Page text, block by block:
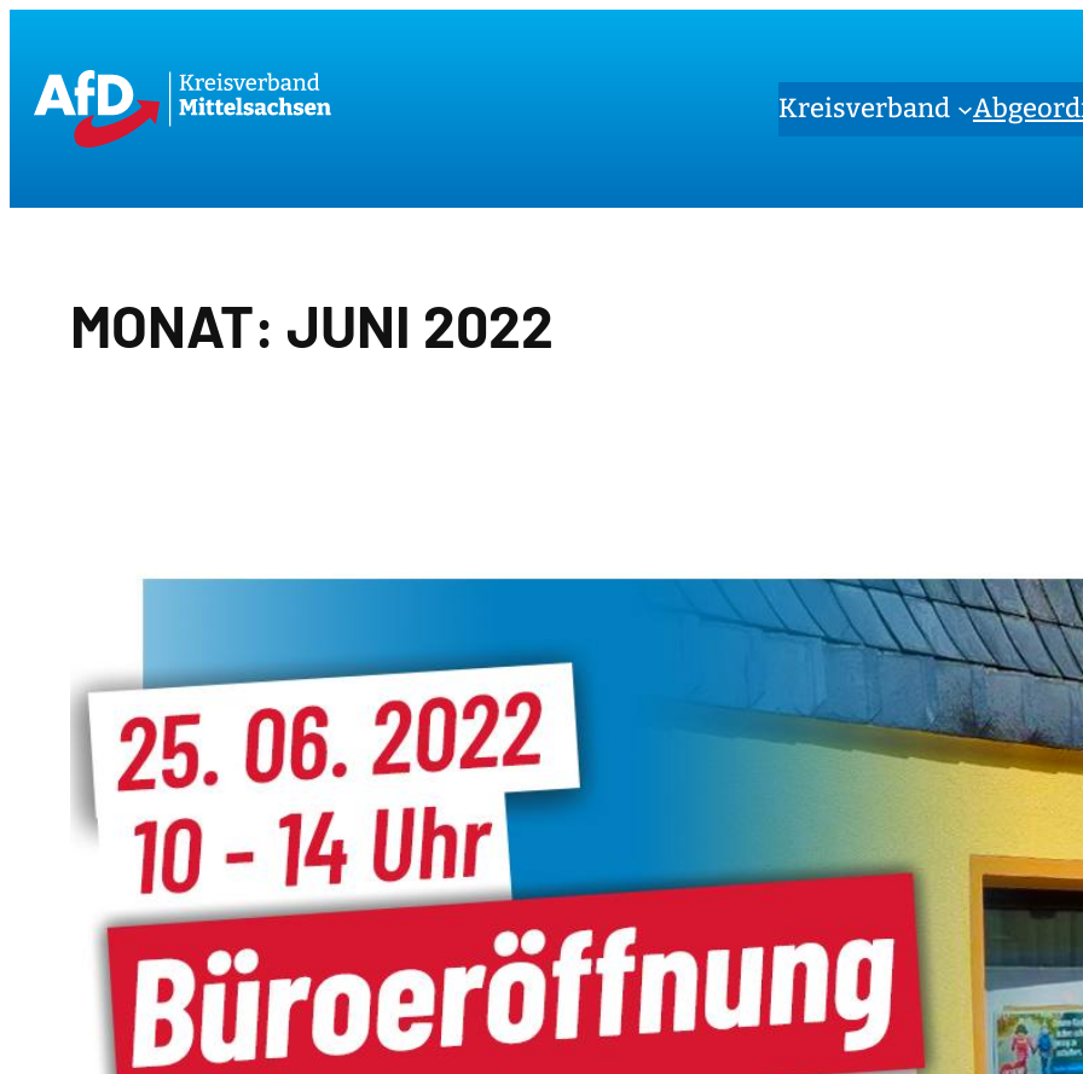
springen
Kreisverband
MONAT: JUNI 2022